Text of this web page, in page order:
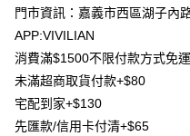
【大哥付你分期使用說明】
2.付款方式選擇「大哥付你分期」
流程，驗證手機門號後，選擇欲分
成交易。
3.實際核准額度、可分期數及費用
4.訂單成立30分鐘內，如未前往確
消。如遇「轉專審核」未通過狀況
AFTEE先享後付
相關說明
【關於「AFTEE先享後付」】
AFTEE先享後付是「在收到商品
便利好安心！
１．簡單：不需註冊會員、不需綁
２．便利：只要手機號碼，簡訊認
ATM付款
貨到付款
門市資訊：嘉義市西區湖子內
APP:VIVILIAN
消費滿$1500不限付款方式免
未滿超商取貨付款+$80
宅配到家+$130
先匯款/信用卡付清+$65